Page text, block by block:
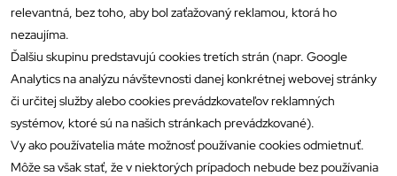
relevantná, bez toho, aby bol zaťažovaný reklamou, ktorá ho
nezaujíma.
Ďalšiu skupinu predstavujú cookies tretích strán (napr. Google
Analytics na analýzu návštevnosti danej konkrétnej webovej stránky
či určitej služby alebo cookies prevádzkovateľov reklamných
systémov, ktoré sú na našich stránkach prevádzkované).
Vy ako používatelia máte možnosť používanie cookies odmietnuť.
Môže sa však stať, že v niektorých prípadoch nebude bez používania